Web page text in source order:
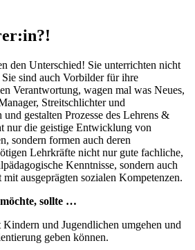
den Unterschied! Sie unterrichten nicht
sind auch Vorbilder für ihre
Verantwortung, wagen mal was Neues,
Streitschlichter und
und gestalten Prozesse des Lehrens &
nur die geistige Entwicklung von
sondern formen auch deren
Lehrkräfte nicht nur gute fachliche,
Kenntnisse, sondern auch
ausgeprägten sozialen Kompetenzen.
sollte …
und Jugendlichen umgehen und
geben können.